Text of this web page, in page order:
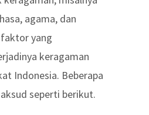
agama, dan
yang
keragaman
Indonesia. Beberapa
seperti berikut.